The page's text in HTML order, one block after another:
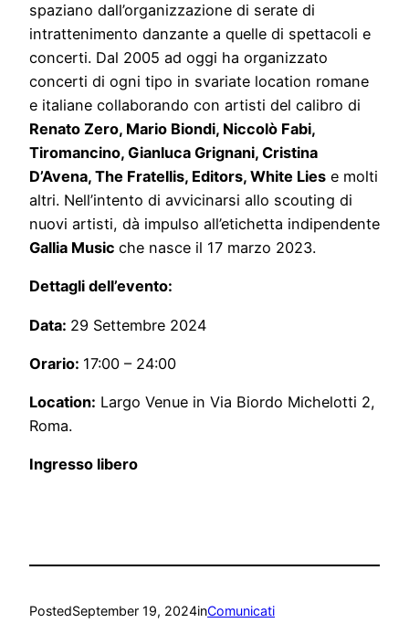
spaziano dall’organizzazione di serate di
intrattenimento danzante a quelle di spettacoli e
concerti. Dal 2005 ad oggi ha organizzato
concerti di ogni tipo in svariate location romane
e italiane collaborando con artisti del calibro di
Renato Zero, Mario Biondi, Niccolò Fabi,
Tiromancino, Gianluca Grignani, Cristina
D’Avena, The Fratellis, Editors, White Lies e molti
altri. Nell’intento di avvicinarsi allo scouting di
nuovi artisti, dà impulso all’etichetta indipendente
Gallia Music che nasce il 17 marzo 2023.
Dettagli dell’evento:
Data: 29 Settembre 2024
Orario: 17:00 – 24:00
Location: Largo Venue in Via Biordo Michelotti 2,
Roma.
Ingresso libero
PostedSeptember 19, 2024inComunicati